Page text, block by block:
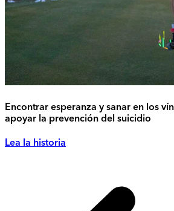
Encontrar esperanza y sanar en los
apoyar la prevención del suicidio
Lea la historia